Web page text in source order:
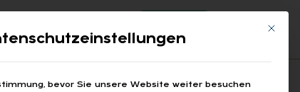
Registrierung
aus den ARGEn Printausgaben
Mit
bevor Sie unsere Website weiter besuchen